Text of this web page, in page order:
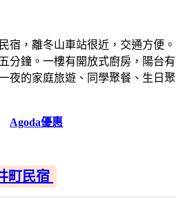
宿，離冬山車站很近，交通方便。
分鐘。一樓有開放式廚房，陽台有
夜的家庭旅遊、同學聚餐、生日聚
Agoda優惠
町民宿